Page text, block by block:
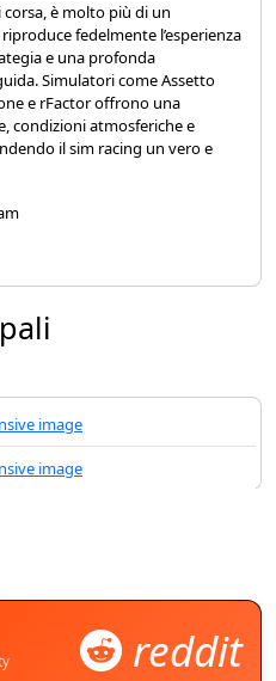
è molto più di un
fedelmente l’esperienza
e una profonda
Simulatori come Assetto
e rFactor offrono una
condizioni atmosferiche e
il sim racing un vero e
reddit